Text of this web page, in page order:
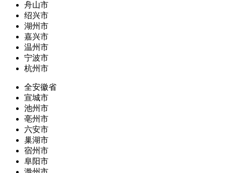
舟山市
绍兴市
湖州市
嘉兴市
温州市
宁波市
杭州市
全安徽省
宣城市
池州市
亳州市
六安市
巢湖市
宿州市
阜阳市